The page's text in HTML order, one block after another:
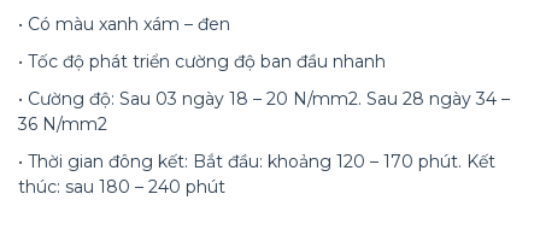
• Có màu xanh xám – đen
• Tốc độ phát triển cường độ ban đầu nhanh
• Cường độ: Sau 03 ngày 18 – 20 N/mm2. Sau 28 ngày 34 –
36 N/mm2
• Thời gian đông kết: Bắt đầu: khoảng 120 – 170 phút. Kết
thúc: sau 180 – 240 phút